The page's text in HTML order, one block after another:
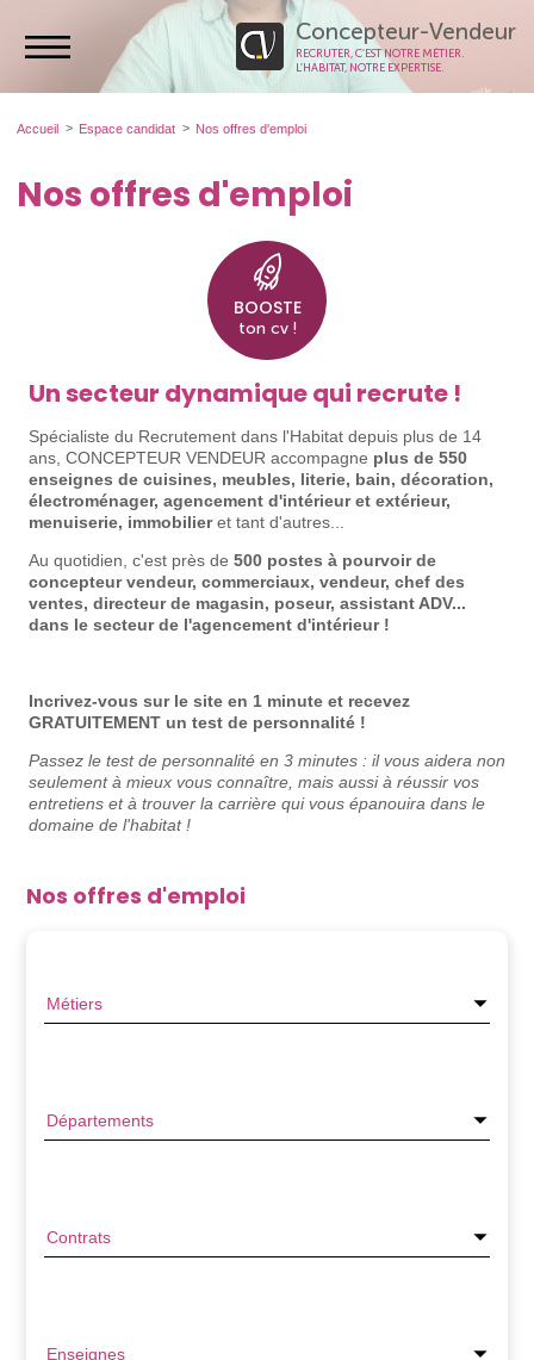
Concepteur-Vendeur
RECRUTER, C’EST NOTRE MÉTIER.
L’HABITAT, NOTRE EXPERTISE.
Accueil Espace candidat Nos offres d'emploi
Nos offres d'emploi
BOOSTE
ton cv !
Un secteur dynamique qui recrute !
Spécialiste du Recrutement dans l'Habitat depuis plus de 14
ans, CONCEPTEUR VENDEUR accompagne plus de 550
enseignes de cuisines, meubles, literie, bain, décoration,
électroménager, agencement d'intérieur et extérieur,
menuiserie, immobilieret tant d'autres...
Au quotidien, c'est près de 500 postes à pourvoir de
concepteur vendeur, commerciaux, vendeur, chef des
ventes, directeur de magasin, poseur, assistant ADV...
dans le secteur de l'agencement d'intérieur !
Incrivez-vous sur le site en 1 minute et recevez
GRATUITEMENT un test de personnalité !
Passez le test de personnalité en 3 minutes : ilvous aidera non
seulement à mieux vous connaître, mais aussi à réussir vos
entretiens et à trouver la carrière qui vous épanouira dans le
domaine de l'habitat !
Nos offres d'emploi